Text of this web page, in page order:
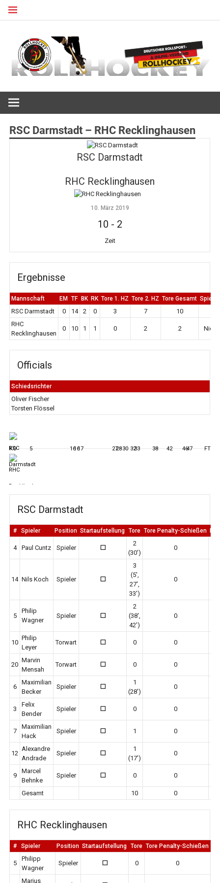
Zum
RSC Darmstadt – RHC Recklinghausen
RSC Darmstadt
RHC Recklinghausen
10. März 2019
10 - 2
Zeit
Ergebnisse
Mannschaft EM TF BK RK Tore 1. HZ Tore 2. HZ Tore Gesamt
RSC Darmstadt 0 14 2 0 3 7 10
RHC
Recklinghausen
0 10 1 1 0 2 2
Officials
Schiedsrichter
Oliver Fischer
Torsten Flössel
KO 5 161617 272830 3233 38 42 4647 FT
RSC Darmstadt
# Spieler Position Startaufstellung Tore Tore Penalty-Schießen
4 Paul Cuntz Spieler 0
2
(30')
0
14 Nils Koch Spieler 0
3
(5',
27',
33')
0
5
Philip
Wagner
Spieler 0
2
(38',
42')
0
10
Philip
Leyer
Torwart 0 0 0
20
Marvin
Mensah
Torwart 0 0 0
6
Maximilian
Becker
Spieler 0
1
(28')
0
3
Felix
Bender
Spieler 0 0 0
7
Maximilian
Hack
Spieler 0 1 0
12
Alexandre
Andrade
Spieler 0
1
(17')
0
9
Marcel
Behnke
Spieler 0 0 0
Gesamt 10 0
RHC Recklinghausen
# Spieler Position Startaufstellung Tore Tore Penalty-Schießen
5
Philipp
Wagner
Spieler 0 0 0
Marius